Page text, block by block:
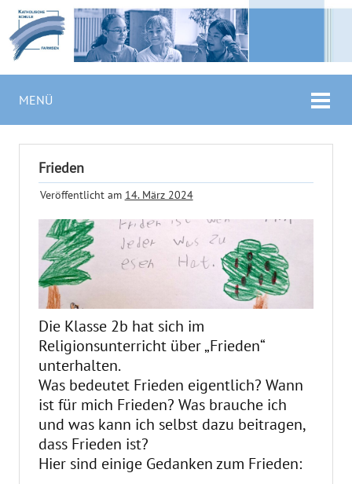
MENÜ
Frieden
Veröffentlicht am 14. März 2024
Die Klasse 2b hat sich im
Religionsunterricht über „Frieden“
unterhalten.
Was bedeutet Frieden eigentlich? Wann
ist für mich Frieden? Was brauche ich
und was kann ich selbst dazu beitragen,
dass Frieden ist?
Hier sind einige Gedanken zum Frieden: